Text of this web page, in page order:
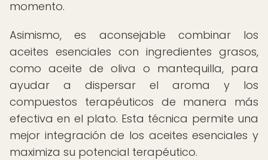
momento.
Asimismo, es aconsejable combinar los
aceites esenciales con ingredientes grasos,
como aceite de oliva o mantequilla, para
ayudar a dispersar el aroma y los
compuestos terapéuticos de manera más
efectiva en el plato. Esta técnica permite una
mejor integración de los aceites esenciales y
maximiza su potencial terapéutico.